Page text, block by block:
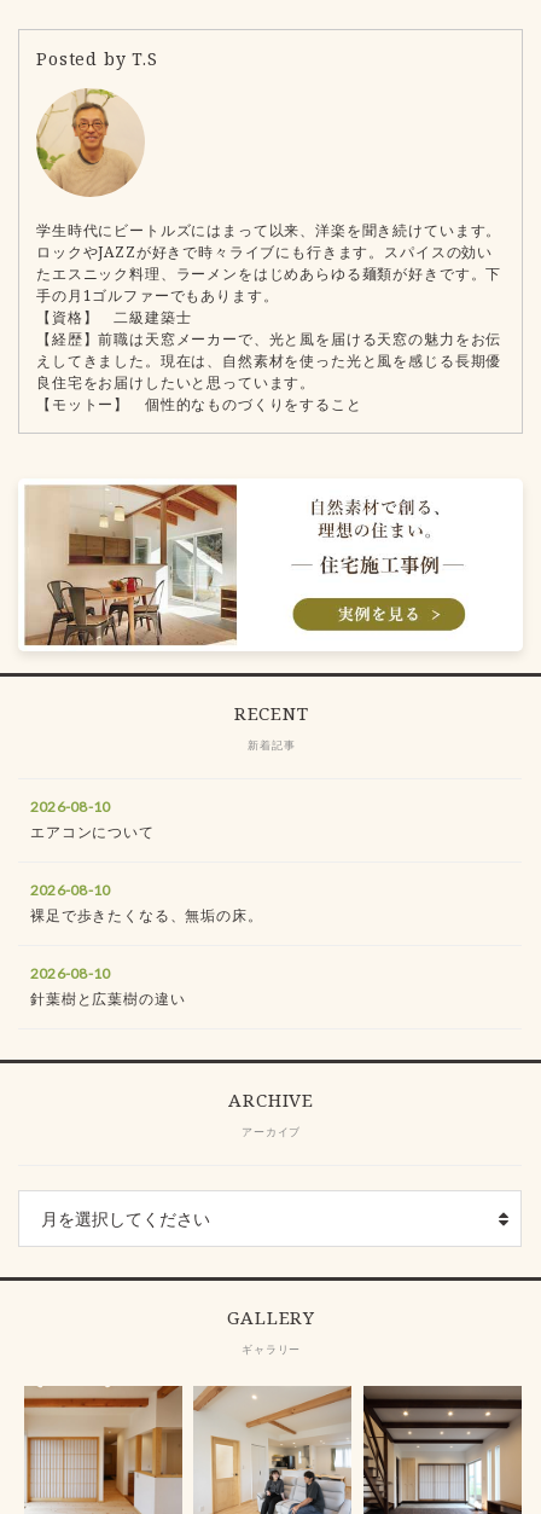
Posted by T.S
学生時代にビートルズにはまって以来、洋楽を聞き続けています。
ロックやJAZZが好きで時々ライブにも行きます。スパイスの効い
たエスニック料理、ラーメンをはじめあらゆる麺類が好きです。下
手の月1ゴルファーでもあります。
【資格】 二級建築士
【経歴】前職は天窓メーカーで、光と風を届ける天窓の魅力をお伝
えしてきました。現在は、自然素材を使った光と風を感じる長期優
良住宅をお届けしたいと思っています。
【モットー】 個性的なものづくりをすること
RECENT
新着記事
2026-08-10
エアコンについて
2026-08-10
裸足で歩きたくなる、無垢の床。
2026-08-10
針葉樹と広葉樹の違い
ARCHIVE
アーカイブ
GALLERY
ギャラリー